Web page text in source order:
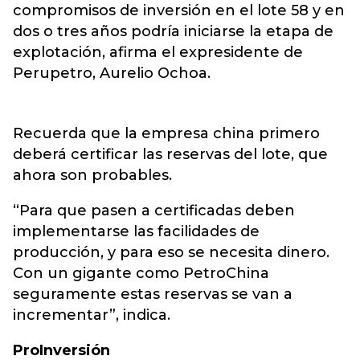
compromisos de inversión en el lote 58 y en
dos o tres años podría iniciarse la etapa de
explotación, afirma el expresidente de
Perupetro, Aurelio Ochoa.
Recuerda que la empresa china primero
deberá certificar las reservas del lote, que
ahora son probables.
“Para que pasen a certificadas deben
implementarse las facilidades de
producción, y para eso se necesita dinero.
Con un gigante como PetroChina
seguramente estas reservas se van a
incrementar”, indica.
ProInversión